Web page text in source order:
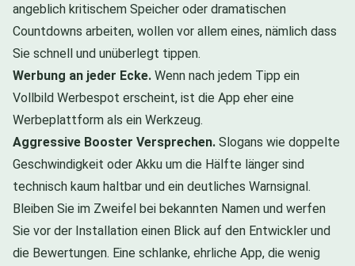
angeblich kritischem Speicher oder dramatischen
Countdowns arbeiten, wollen vor allem eines, nämlich dass
Sie schnell und unüberlegt tippen.
Werbung an jeder Ecke. Wenn nach jedem Tipp ein
Vollbild Werbespot erscheint, ist die App eher eine
Werbeplattform als ein Werkzeug.
Aggressive Booster Versprechen. Slogans wie doppelte
Geschwindigkeit oder Akku um die Hälfte länger sind
technisch kaum haltbar und ein deutliches Warnsignal.
Bleiben Sie im Zweifel bei bekannten Namen und werfen
Sie vor der Installation einen Blick auf den Entwickler und
die Bewertungen. Eine schlanke, ehrliche App, die wenig